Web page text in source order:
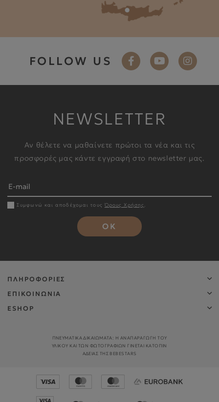
FOLLOW US
NEWSLETTER
Αν θέλετε να μαθαίνετε πρώτοι τα νέα και τις
προσφορές μας κάντε εγγραφή στο newsletter μας.
Συμφωνώ και αποδέχομαι τουςΌρους Χρήσης .
OK
ΠΛΗΡΟΦΟΡΙΕΣ
ΕΠΙΚΟΙΝΩΝΙΑ
ESHOP
ΠΝΕΥΜΑΤΙΚΑ ΔΙΚΑΙΩΜΑΤΑ: Η ΑΝΑΠΑΡΑΓΩΓΉ ΤΟΥ
ΥΛΙΚΟΎ ΚΑΙ ΤΩΝ ΦΩΤΟΓΡΑΦΙΏΝ ΓΊΝΕΤΑΙ ΚΑΤΌΠΙΝ
ΑΔΕΊΑΣ ΤΗΣ BEBESTARS